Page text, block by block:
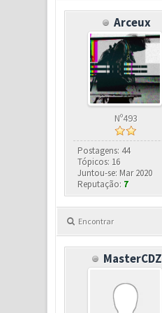
Arceux
Nº493
Postagens: 44
Tópicos: 16
Juntou-se: Mar 2020
Reputação: 7
Encontrar
MasterCDZ